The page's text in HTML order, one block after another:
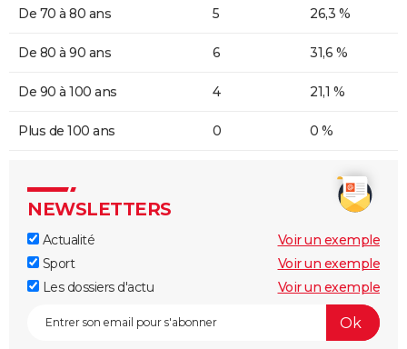
De 70 à 80 ans 5 26,3 %
De 80 à 90 ans 6 31,6 %
De 90 à 100 ans 4 21,1 %
Plus de 100 ans 0 0 %
NEWSLETTERS
Actualité
Voir un exemple
Sport
Voir un exemple
Les dossiers d'actu
Voir un exemple